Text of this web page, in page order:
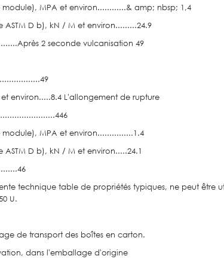
MPA et environ............& amp; nbsp; 1,4
D b), kN / M et environ.........24.9
2 seconde vulcanisation 49
environ.....8.4 L'allongement de rupture
MPA et environ...............1.4
D b), kN / M et environ.....24.1
technique table de propriétés typiques, ne peut être
U.
de transport des boîtes en carton.
dans l'emballage d'origine